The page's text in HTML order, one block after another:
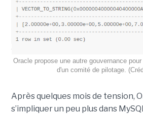
Oracle propose une autre gouvernance
d'un comité de pilotage.
Après quelques mois de tension,
s’impliquer un peu plus dans